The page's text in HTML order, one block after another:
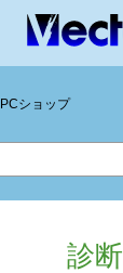
PCショップ
診断